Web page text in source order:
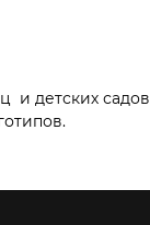
и детских садов